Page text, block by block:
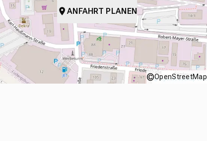
ANFAHRT PLANEN
©OpenStreetMap